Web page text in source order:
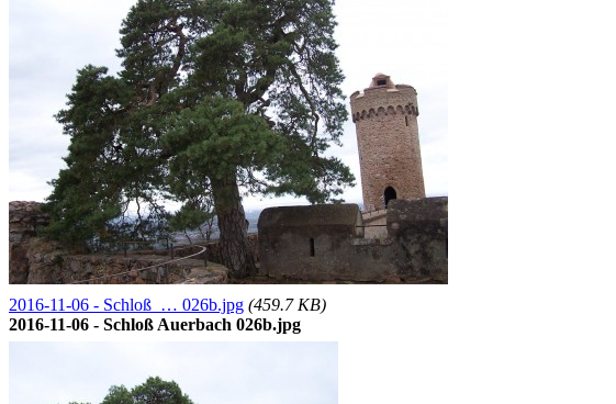
2016-11-06 - Schloß … 026b.jpg (459.7 KB)
2016-11-06 - Schloß Auerbach 026b.jpg